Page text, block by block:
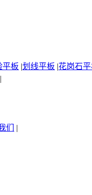
平板 |划线平板 |花岗石
|
们 |